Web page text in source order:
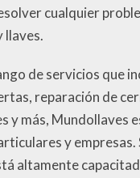
cualquier
llaves.
de servicios que
reparación de
y más, Mundollaves
y empresas.
altamente